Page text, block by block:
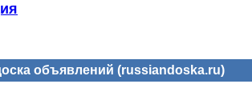
объявлений (russiandoska.ru)